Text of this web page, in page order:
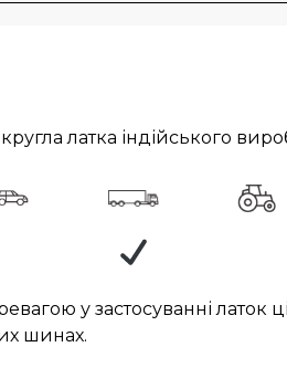
латка індійського
у застосуванні латок
шинах.